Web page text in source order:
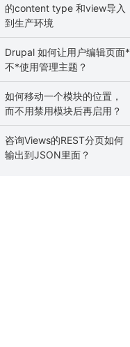
的content type 和view导入
到生产环境
Drupal 如何让用户编辑页面*
不*使用管理主题？
如何移动一个模块的位置，
而不用禁用模块后再启用？
咨询Views的REST分页如何
输出到JSON里面？